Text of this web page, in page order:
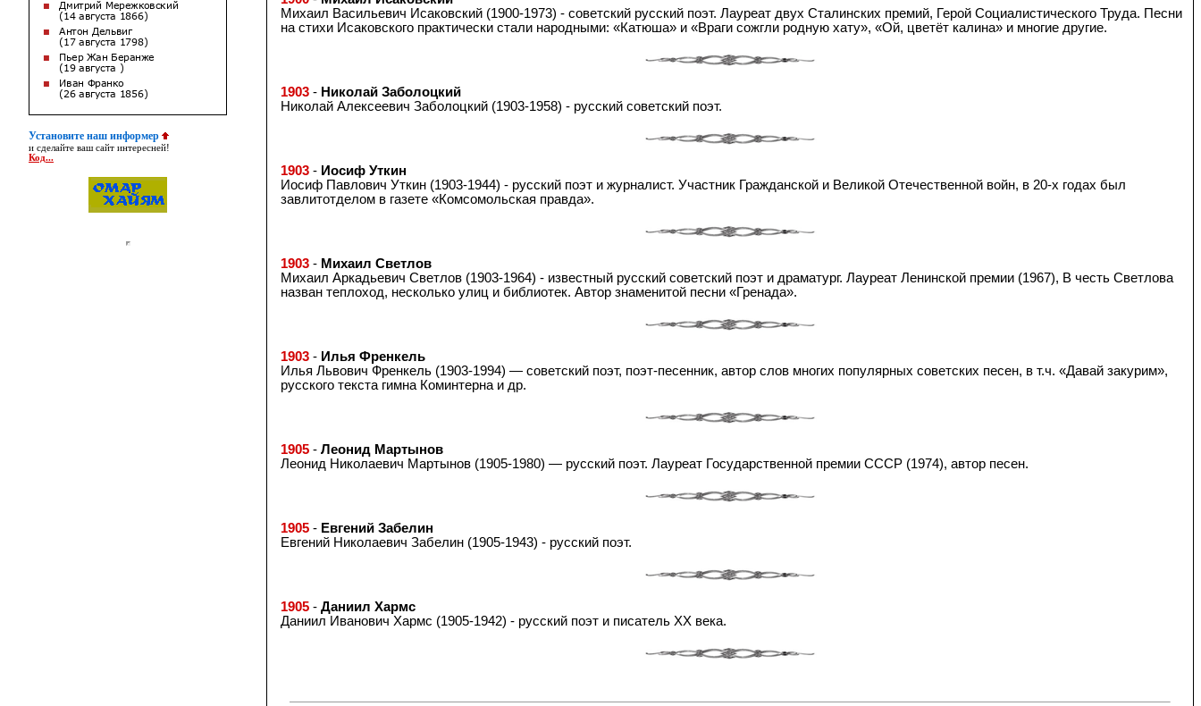
Установите наш информер
и сделайте ваш сайт интересней!
Код...
Михаил Васильевич Исаковский (1900-1973) - советский русский поэт. Лауреат двух Сталинских премий, Герой Социалистического Труда. Песни
на стихи Исаковского практически стали народными: «Катюша» и «Враги сожгли родную хату», «Ой, цветёт калина» и многие другие.
1903 - Николай Заболоцкий
Николай Алексеевич Заболоцкий (1903-1958) - русский советский поэт.
1903 - Иосиф Уткин
Иосиф Павлович Уткин (1903-1944) - русский поэт и журналист. Участник Гражданской и Великой Отечественной войн, в 20-х годах был
завлитотделом в газете «Комсомольская правда».
1903 - Михаил Светлов
Михаил Аркадьевич Светлов (1903-1964) - известный русский советский поэт и драматург. Лауреат Ленинской премии (1967), В честь Светлова
назван теплоход, несколько улиц и библиотек. Автор знаменитой песни «Гренада».
1903 - Илья Френкель
Илья Львович Френкель (1903-1994) — советский поэт, поэт-песенник, автор слов многих популярных советских песен, в т.ч. «Давай закурим»,
русского текста гимна Коминтерна и др.
1905 - Леонид Мартынов
Леонид Николаевич Мартынов (1905-1980) — русский поэт. Лауреат Государственной премии СССР (1974), автор песен.
1905 - Евгений Забелин
Евгений Николаевич Забелин (1905-1943) - русский поэт.
1905 - Даниил Хармс
Даниил Иванович Хармс (1905-1942) - русский поэт и писатель XX века.